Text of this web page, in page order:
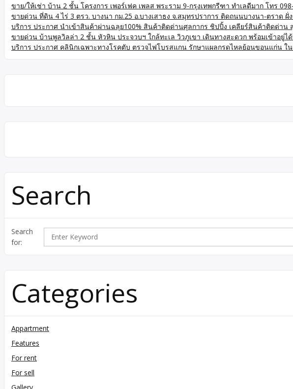
ขาย/ให้เช่า บ้าน 2 ชั้น โครงการ เพอร์เฟค เพลส พระราม 9-กรุงเทพกรีฑา ทำเลดีมาก โทร
ขายด่วน ที่ดิน 4 ไร่ 3 ตรว. บางนา กม.25 อ.บางเสาธง จ.สมุทรปราการ ติดถนนบางนา-ตราด ฝั่
บริการ ประกาศ นำเข้าสินค้าผ่านฉลุย100% สินค้าติดด่านศุลกากร ชิปปิ้ง เคลียร์สินค้าติดด่าน
ขายด่วน บ้านพูลวิลล่า 2 ชั้น หัวหิน ประจวบฯ ใกล้ทะเล วิวภูเขา เดินทางสะดวก พร้อมเข้าอยู่ไ
บริการ ประกาศ คลินิกเฉพาะทางโรคตับ ตรวจไฟโบรสแกน รักษาแผลกรดไหลย้อนขอนแก่น ใ
Search
Search
for:
Categories
Appartment
Features
For rent
For sell